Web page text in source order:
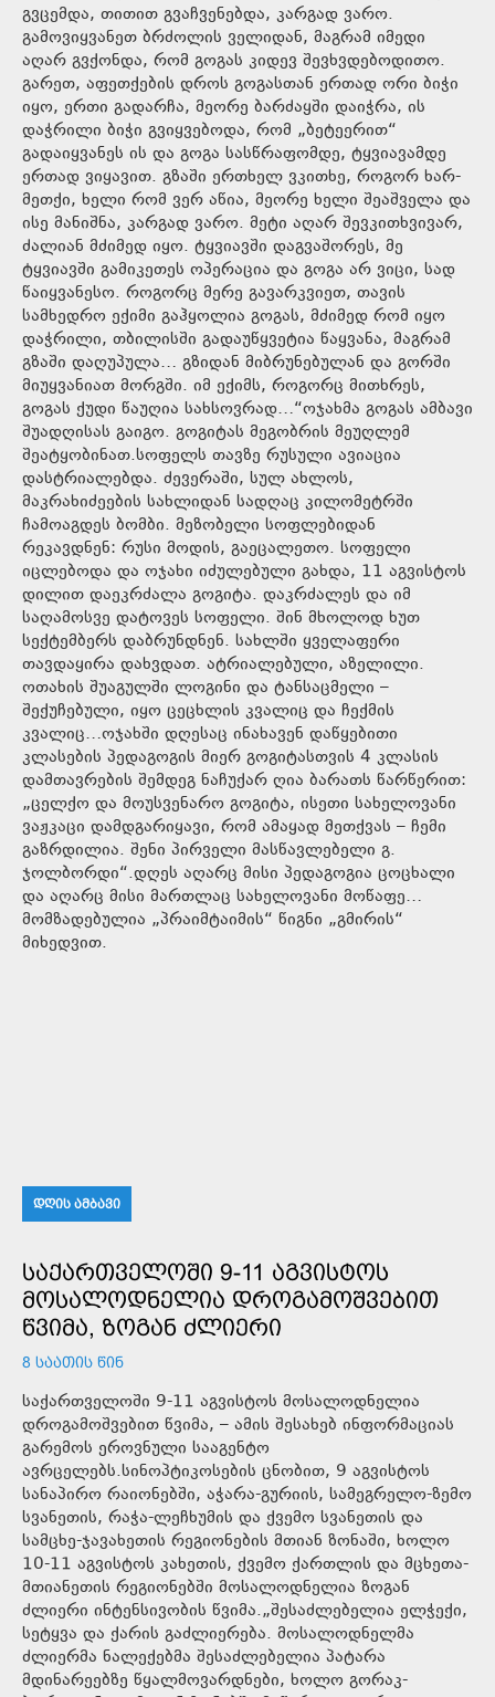
გვცემდა, თითით გვაჩვენებდა, კარგად ვარო.
გამოვიყვანეთ ბრძოლის ველიდან, მაგრამ იმედი
აღარ გვქონდა, რომ გოგას კიდევ შევხვდებოდითო.
გარეთ, აფეთქების დროს გოგასთან ერთად ორი ბიჭი
იყო, ერთი გადარჩა, მეორე ბარძაყში დაიჭრა, ის
დაჭრილი ბიჭი გვიყვებოდა, რომ „ბეტეერით“
გადაიყვანეს ის და გოგა სასწრაფომდე, ტყვიავამდე
ერთად ვიყავით. გზაში ერთხელ ვკითხე, როგორ ხარ-
მეთქი, ხელი რომ ვერ აწია, მეორე ხელი შეაშველა და
ისე მანიშნა, კარგად ვარო. მეტი აღარ შევკითხვივარ,
ძალიან მძიმედ იყო. ტყვიავში დაგვაშორეს, მე
ტყვიავში გამიკეთეს ოპერაცია და გოგა არ ვიცი, სად
წაიყვანესო. როგორც მერე გავარკვიეთ, თავის
სამხედრო ექიმი გაჰყოლია გოგას, მძიმედ რომ იყო
დაჭრილი, თბილისში გადაუწყვეტია წაყვანა, მაგრამ
გზაში დაღუპულა… გზიდან მიბრუნებულან და გორში
მიუყვანიათ მორგში. იმ ექიმს, როგორც მითხრეს,
გოგას ქუდი წაუღია სახსოვრად…“ოჯახმა გოგას ამბავი
შუადღისას გაიგო. გოგიტას მეგობრის მეუღლემ
შეატყობინათ.სოფელს თავზე რუსული ავიაცია
დასტრიალებდა. ძევერაში, სულ ახლოს,
მაკრახიძეების სახლიდან სადღაც კილომეტრში
ჩამოაგდეს ბომბი. მეზობელი სოფლებიდან
რეკავდნენ: რუსი მოდის, გაეცალეთო. სოფელი
იცლებოდა და ოჯახი იძულებული გახდა, 11 აგვისტოს
დილით დაეკრძალა გოგიტა. დაკრძალეს და იმ
საღამოსვე დატოვეს სოფელი. შინ მხოლოდ ხუთ
სექტემბერს დაბრუნდნენ. სახლში ყველაფერი
თავდაყირა დახვდათ. ატრიალებული, აზელილი.
ოთახის შუაგულში ლოგინი და ტანსაცმელი –
შექუჩებული, იყო ცეცხლის კვალიც და ჩექმის
კვალიც…ოჯახში დღესაც ინახავენ დაწყებითი
კლასების პედაგოგის მიერ გოგიტასთვის 4 კლასის
დამთავრების შემდეგ ნაჩუქარ ღია ბარათს წარწერით:
„ცელქო და მოუსვენარო გოგიტა, ისეთი სახელოვანი
ვაჟკაცი დამდგარიყავი, რომ ამაყად მეთქვას – ჩემი
გაზრდილია. შენი პირველი მასწავლებელი გ.
ჯოლბორდი“.დღეს აღარც მისი პედაგოგია ცოცხალი
და აღარც მისი მართლაც სახელოვანი მოწაფე…
მომზადებულია „პრაიმტაიმის“ წიგნი „გმირის“
მიხედვით.
ᲓᲦᲘᲡ ᲐᲛᲑᲐᲕᲘ
ᲡᲐᲥᲐᲠᲗᲕᲔᲚᲝᲨᲘ 9-11 ᲐᲒᲕᲘᲡᲢᲝᲡ
ᲛᲝᲡᲐᲚᲝᲓᲜᲔᲚᲘᲐ ᲓᲠᲝᲒᲐᲛᲝᲨᲕᲔᲑᲘᲗ
ᲬᲕᲘᲛᲐ, ᲖᲝᲒᲐᲜ ᲫᲚᲘᲔᲠᲘ
8 ᲡᲐᲐᲗᲘᲡ ᲬᲘᲜ
საქართველოში 9-11 აგვისტოს მოსალოდნელია
დროგამოშვებით წვიმა, – ამის შესახებ ინფორმაციას
გარემოს ეროვნული სააგენტო
ავრცელებს.სინოპტიკოსების ცნობით, 9 აგვისტოს
სანაპირო რაიონებში, აჭარა-გურიის, სამეგრელო-ზემო
სვანეთის, რაჭა-ლეჩხუმის და ქვემო სვანეთის და
სამცხე-ჯავახეთის რეგიონების მთიან ზონაში, ხოლო
10-11 აგვისტოს კახეთის, ქვემო ქართლის და მცხეთა-
მთიანეთის რეგიონებში მოსალოდნელია ზოგან
ძლიერი ინტენსივობის წვიმა.„შესაძლებელია ელჭექი,
სეტყვა და ქარის გაძლიერება. მოსალოდნელმა
ძლიერმა ნალექებმა შესაძლებელია პატარა
მდინარეებზე წყალმოვარდნები, ხოლო გორაკ-